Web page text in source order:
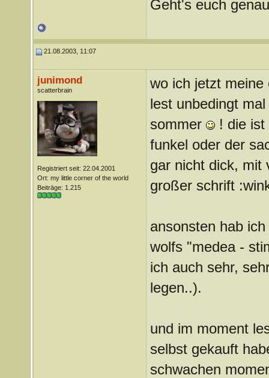
Geht's euch
21.08.2003, 11:07
junimond
scatterbrain
Registriert seit: 22.04.2001
Ort: my little corner of the world
Beiträge: 1.215
wo ich jetzt meine
lest unbedingt
sommer
! die ist
funkel oder der
gar nicht dick, mit
großer schrift
ansonsten hab
wolfs "medea -
ich auch sehr,
legen..).
und im moment
selbst gekauft
schwachen